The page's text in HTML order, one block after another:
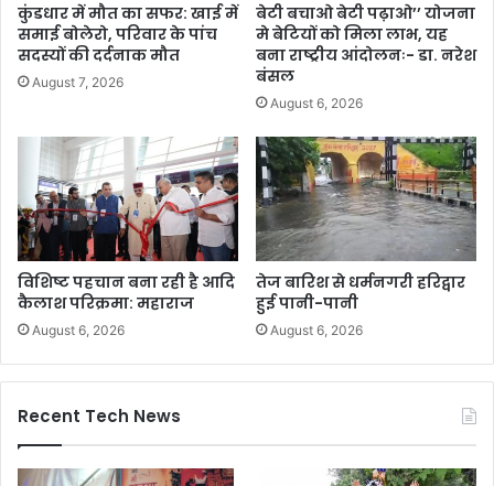
कुंडधार में मौत का सफर: खाई में
समाई बोलेरो, परिवार के पांच
सदस्यों की दर्दनाक मौत
August 7, 2026
बेटी बचाओ बेटी पढ़ाओ’’ योजना
मे बेटियों को मिला लाभ, यह
बना राष्ट्रीय आंदोलनः- डा. नरेश
बंसल
August 6, 2026
विशिष्ट पहचान बना रही है आदि
कैलाश परिक्रमा: महाराज
August 6, 2026
तेज बारिश से धर्मनगरी हरिद्वार
हुई पानी-पानी
August 6, 2026
Recent Tech News